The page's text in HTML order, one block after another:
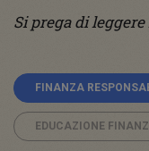
Si prega di leggere
FINANZA
EDUCAZIONE